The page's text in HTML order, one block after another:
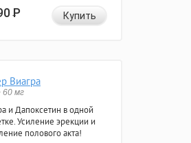
Р Купить
Виагра
60 мг
и Дапоксетин в одной
Усиление эрекции и
полового акта!